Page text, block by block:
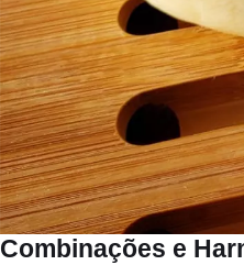
Combinações e